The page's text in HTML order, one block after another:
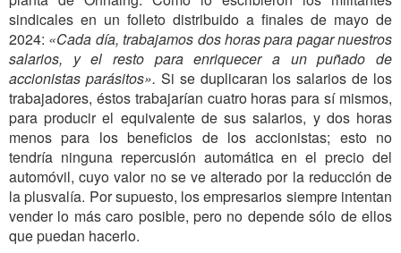
sindicales en un folleto distribuido a finales de mayo de
2024: «Cada día, trabajamos dos horas para pagar nuestros
salarios, y el resto para enriquecer a un puñado de
accionistas parásitos». Si se duplicaran los salarios de los
trabajadores, éstos trabajarían cuatro horas para sí mismos,
para producir el equivalente de sus salarios, y dos horas
menos para los beneficios de los accionistas; esto no
tendría ninguna repercusión automática en el precio del
automóvil, cuyo valor no se ve alterado por la reducción de
la plusvalía. Por supuesto, los empresarios siempre intentan
vender lo más caro posible, pero no depende sólo de ellos
que puedan hacerlo.